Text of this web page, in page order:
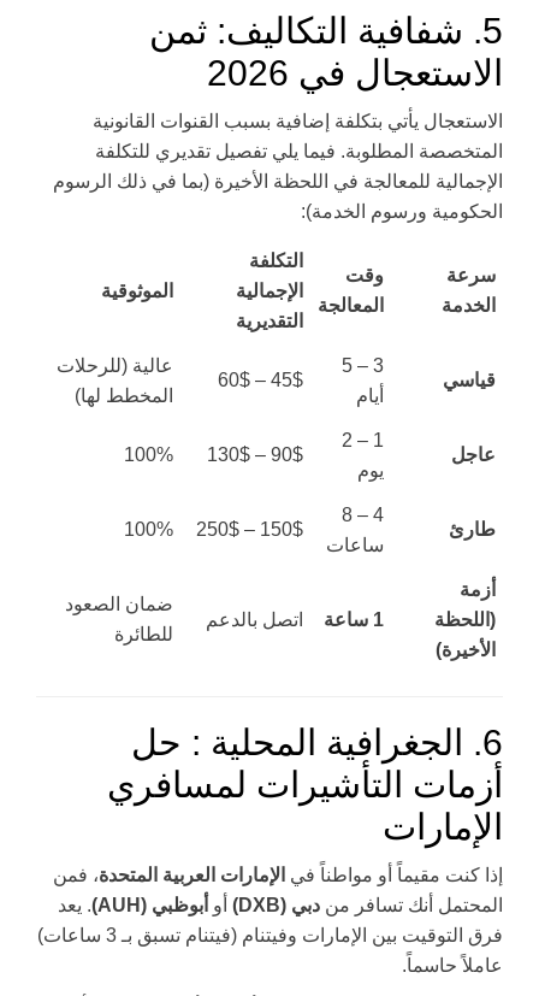
5. شفافية التكاليف: ثمن
الاستعجال في 2026
الاستعجال يأتي بتكلفة إضافية بسبب القنوات القانونية
المتخصصة المطلوبة. فيما يلي تفصيل تقديري للتكلفة
الإجمالية للمعالجة في اللحظة الأخيرة (بما في ذلك الرسوم
الحكومية ورسوم الخدمة):
سرعة
الخدمة
وقت
المعالجة
التكلفة
الإجمالية
التقديرية
الموثوقية
قياسي
3 – 5
أيام
45$ – 60$
عالية (للرحلات
المخطط لها)
عاجل
1 – 2
يوم
90$ – 130$
100%
طارئ
4 – 8
ساعات
150$ – 250$
100%
أزمة
(اللحظة
الأخيرة)
1 ساعة اتصل بالدعم
ضمان الصعود
للطائرة
6. الجغرافية المحلية : حل
أزمات التأشيرات لمسافري
الإمارات
إذا كنت مقيماً أو مواطناً في الإمارات العربية المتحدة، فمن
المحتمل أنك تسافر من دبي (DXB) أو أبوظبي (AUH)
. يعد
فرق التوقيت بين الإمارات وفيتنام (فيتنام تسبق بـ 3 ساعات)
عاملاً حاسماً.